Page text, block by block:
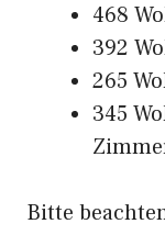
468
392
265
345
Bitte